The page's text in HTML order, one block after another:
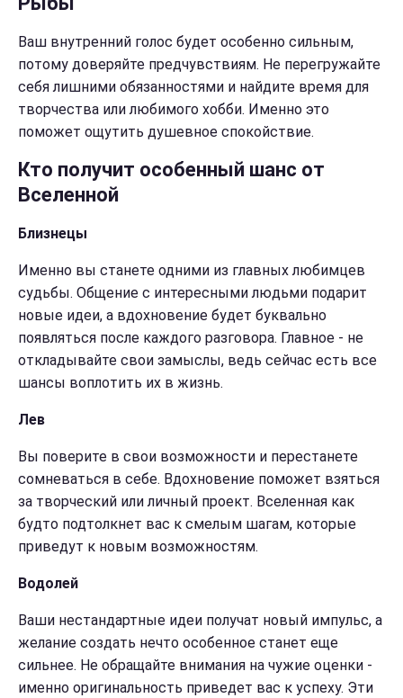
Ваш внутренний голос будет особенно сильным,
потому доверяйте предчувствиям. Не перегружайте
себя лишними обязанностями и найдите время для
творчества или любимого хобби. Именно это
поможет ощутить душевное спокойствие.
Кто получит особенный шанс от
Вселенной
Близнецы
Именно вы станете одними из главных любимцев
судьбы. Общение с интересными людьми подарит
новые идеи, а вдохновение будет буквально
появляться после каждого разговора. Главное - не
откладывайте свои замыслы, ведь сейчас есть все
шансы воплотить их в жизнь.
Лев
Вы поверите в свои возможности и перестанете
сомневаться в себе. Вдохновение поможет взяться
за творческий или личный проект. Вселенная как
будто подтолкнет вас к смелым шагам, которые
приведут к новым возможностям.
Водолей
Ваши нестандартные идеи получат новый импульс, а
желание создать нечто особенное станет еще
сильнее. Не обращайте внимания на чужие оценки -
именно оригинальность приведет вас к успеху. Эти